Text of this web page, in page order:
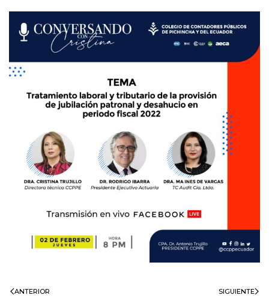
ANTERIOR SIGUIENTE